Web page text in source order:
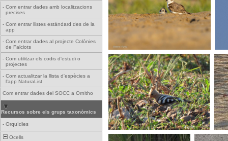
- Com entrar dades amb localitzacions
precises
- Com entrar llistes estàndard des de la
app
- Com entrar dades al projecte Colònies
de Falciots
- Com utilitzar els codis d'estudi o
projectes
- Com actualitzar la llista d'espècies a
l'app NaturaList
Com entrar dades del SOCC a Ornitho
Recursos sobre els grups taxonòmics
- Orquídies
Ocells